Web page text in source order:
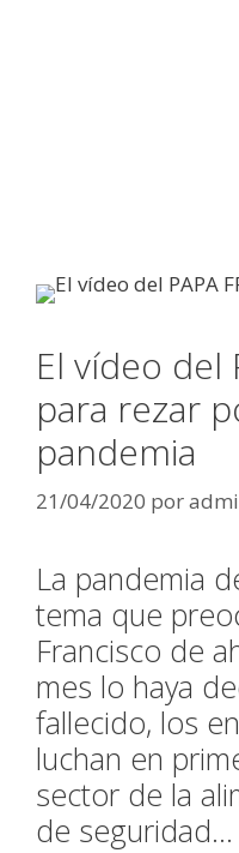
El vídeo del
para rezar
pandemia
21/04/2020 por
La pandemia
tema que
Francisco de
mes lo haya
fallecido, los
luchan en
sector de la
de seguridad…